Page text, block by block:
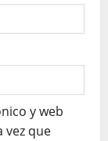
y web
vez que